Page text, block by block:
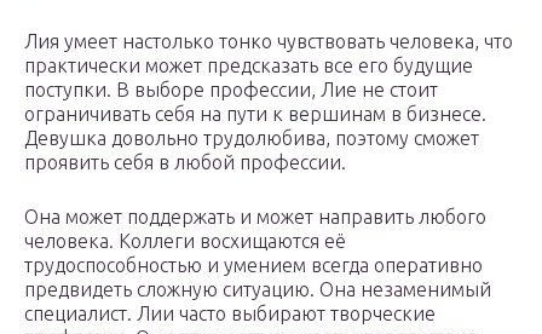
Лия умеет настолько тонко чувствовать человека, что
практически может предсказать все его будущие
поступки. В выборе профессии, Лие не стоит
ограничивать себя на пути к вершинам в бизнесе.
Девушка довольно трудолюбива, поэтому сможет
проявить себя в любой профессии.
Она может поддержать и может направить любого
человека. Коллеги восхищаются её
трудоспособностью и умением всегда оперативно
предвидеть сложную ситуацию. Она незаменимый
специалист. Лии часто выбирают творческие